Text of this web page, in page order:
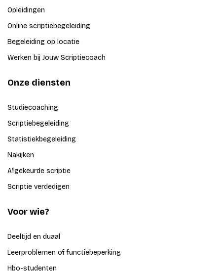
Opleidingen
Online scriptiebegeleiding
Begeleiding op locatie
Werken bij Jouw Scriptiecoach
Onze diensten
Studiecoaching
Scriptiebegeleiding
Statistiekbegeleiding
Nakijken
Afgekeurde scriptie
Scriptie verdedigen
Voor wie?
Deeltijd en duaal
Leerproblemen of functiebeperking
Hbo-studenten